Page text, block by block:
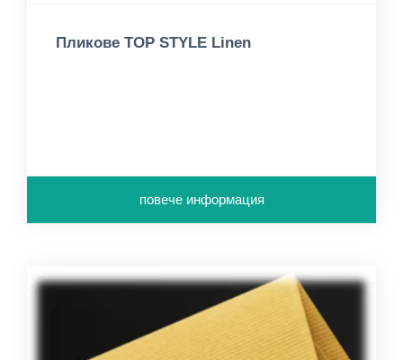
Пликове TOP STYLE Linen
повече информация